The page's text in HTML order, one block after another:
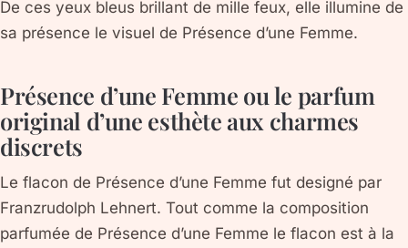
De ces yeux bleus brillant de mille feux, elle illumine de
sa présence le visuel de Présence d’une Femme.
Présence d’une Femme ou le parfum
original d’une esthète aux charmes
discrets
Le flacon de Présence d’une Femme fut designé par
Franzrudolph Lehnert. Tout comme la composition
parfumée de Présence d’une Femme le flacon est à la